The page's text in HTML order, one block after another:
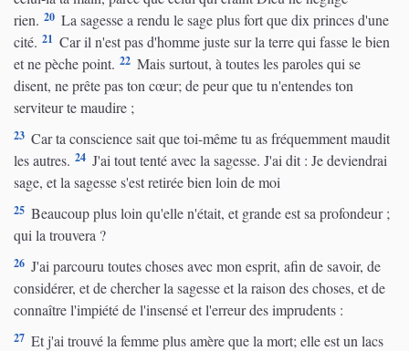
rien. 20 La sagesse a rendu le sage plus fort que dix princes d'une
cité. 21 Car il n'est pas d'homme juste sur la terre qui fasse le bien
et ne pèche point. 22 Mais surtout, à toutes les paroles qui se
disent, ne prête pas ton cœur; de peur que tu n'entendes ton
serviteur te maudire ;
23 Car ta conscience sait que toi-même tu as fréquemment maudit
les autres. 24 J'ai tout tenté avec la sagesse. J'ai dit : Je deviendrai
sage, et la sagesse s'est retirée bien loin de moi
25 Beaucoup plus loin qu'elle n'était, et grande est sa profondeur ;
qui la trouvera ?
26 J'ai parcouru toutes choses avec mon esprit, afin de savoir, de
considérer, et de chercher la sagesse et la raison des choses, et de
connaître l'impiété de l'insensé et l'erreur des imprudents :
27 Et j'ai trouvé la femme plus amère que la mort; elle est un lacs